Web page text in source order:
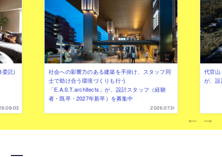
委託)
社会への影響力のある建築を手掛け、スタッフ同
士で助け合う環境づくりも行う
「E.A.S.T.architects」が、設計スタッフ（経験
者・既卒・2027年新卒）を募集中
2026.07.31
代官
が、